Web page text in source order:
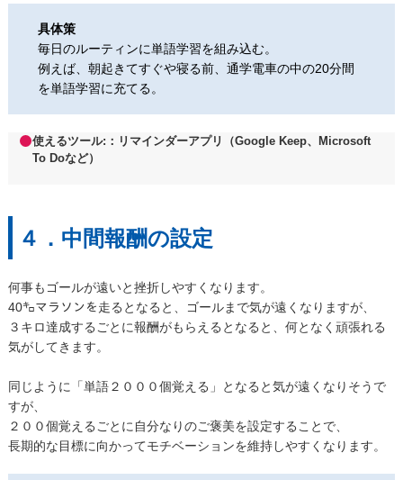
具体策
毎日のルーティンに単語学習を組み込む。
例えば、朝起きてすぐや寝る前、通学電車の中の20分間
を単語学習に充てる。
使えるツール:：リマインダーアプリ（Google Keep、Microsoft
To Doなど）
４．中間報酬の設定
何事もゴールが遠いと挫折しやすくなります。
40㌔マラソンを走るとなると、ゴールまで気が遠くなりますが、
３キロ達成するごとに報酬がもらえるとなると、何となく頑張れる
気がしてきます。
同じように「単語２０００個覚える」となると気が遠くなりそうで
すが、
２００個覚えるごとに自分なりのご褒美を設定することで、
長期的な目標に向かってモチベーションを維持しやすくなります。